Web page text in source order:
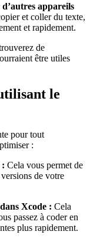
appareils
et coller du texte,
et rapidement.
de
être utiles
le
pour tout
:
: Cela vous permet de
de votre
Xcode : Cela
passez à coder en
plus rapidement.